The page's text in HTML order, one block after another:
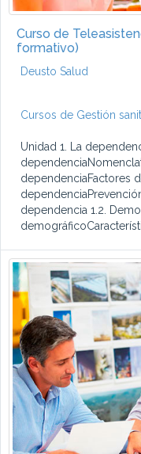
Curso de
formativo)
Deusto Salud
Cursos de Gestión
Unidad 1. La
dependenciaFactores
dependencia 1.2.